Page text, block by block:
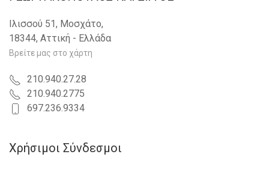
RENAULT - SCENIC - 2003-2009
OPEL - TIGRA CABRIO TWINTOP - 2004-
CITROEN - C4 PICASSO - 2007-2014
Ιλισσού 51, Μοσχάτο,
18344, Αττική - Ελλάδα
Βρείτε μας στο χάρτη
210.940.27.28
210.940.2775
697.236.9334
Χρήσιμοι Σύνδεσμοι